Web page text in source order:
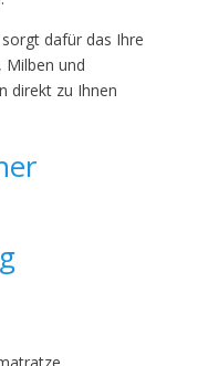
dafür das Ihre
Milben und
direkt zu Ihnen